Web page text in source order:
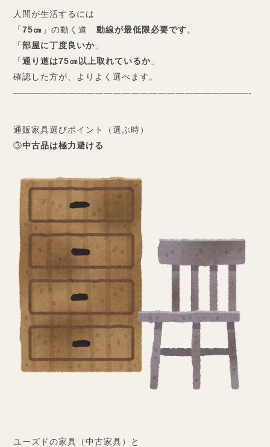
人間が生活するには
「75㎝ 」の動く道動線が最低限必要です。
「部屋に丁度良いか 」
「通り道は75㎝以上取れているか 」
確認した方が、よりよく選べます。
——————————————————————————-
通販家具選びポイント（選ぶ時）
③中古品は極力避ける
ユーズドの家具（中古家具）と